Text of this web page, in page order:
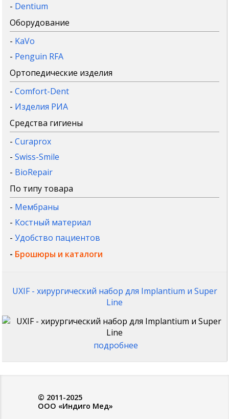
- Dentium
Оборудование
- KaVo
- Penguin RFA
Ортопедические изделия
-Comfort-Dent
- Изделия РИА
Средства гигиены
-Curaprox
-Swiss-Smile
- BioRepair
По типу товара
- Мембраны
- Костный материал
-Удобство пациентов
- Брошюры и каталоги
UXIF - хирургический набор для Implantium и Super
Line
подробнее
© 2011-2025
ООО «Индиго Мед»